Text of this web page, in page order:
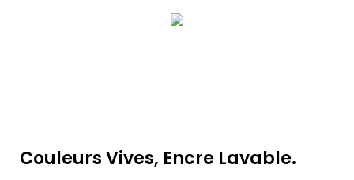
Couleurs Vives, Encre Lavable.